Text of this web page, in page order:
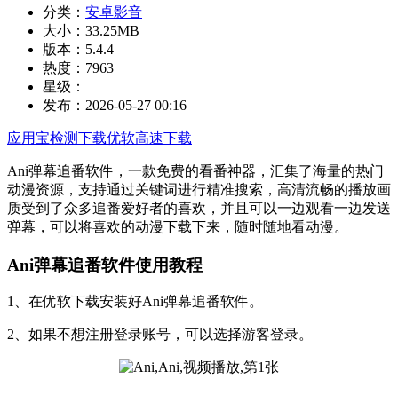
分类： 安卓影音
大小： 33.25MB
版本： 5.4.4
热度： 7963
星级：
发布： 2026-05-27 00:16
应用宝检测下载优软高速下载
Ani弹幕追番软件，一款免费的看番神器，汇集了海量的热门
动漫资源，支持通过关键词进行精准搜索，高清流畅的播放画
质受到了众多追番爱好者的喜欢，并且可以一边观看一边发送
弹幕，可以将喜欢的动漫下载下来，随时随地看动漫。
Ani弹幕追番软件使用教程
1、在优软下载安装好Ani弹幕追番软件。
2、如果不想注册登录账号，可以选择游客登录。